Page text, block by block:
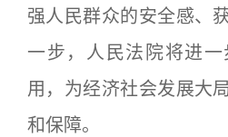
强人民群众的安全感、
一步，人民法院将进
用，为经济社会发展大
和保障。